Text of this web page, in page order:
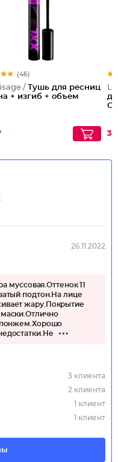
(46)
/ Тушь для ресниц
+ изгиб + объем
26.11.2022
муссовая.Оттенок 11
подтон.На лице
жару.Покрытие
3 клиента
2 клиента
1 клиент
1 клиент